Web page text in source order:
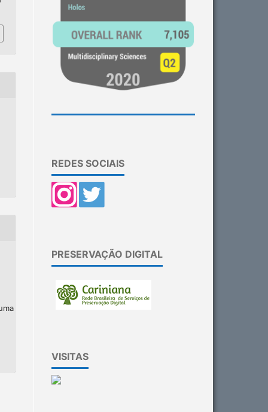
REDES SOCIAIS
PRESERVAÇÃO DIGITAL
VISITAS